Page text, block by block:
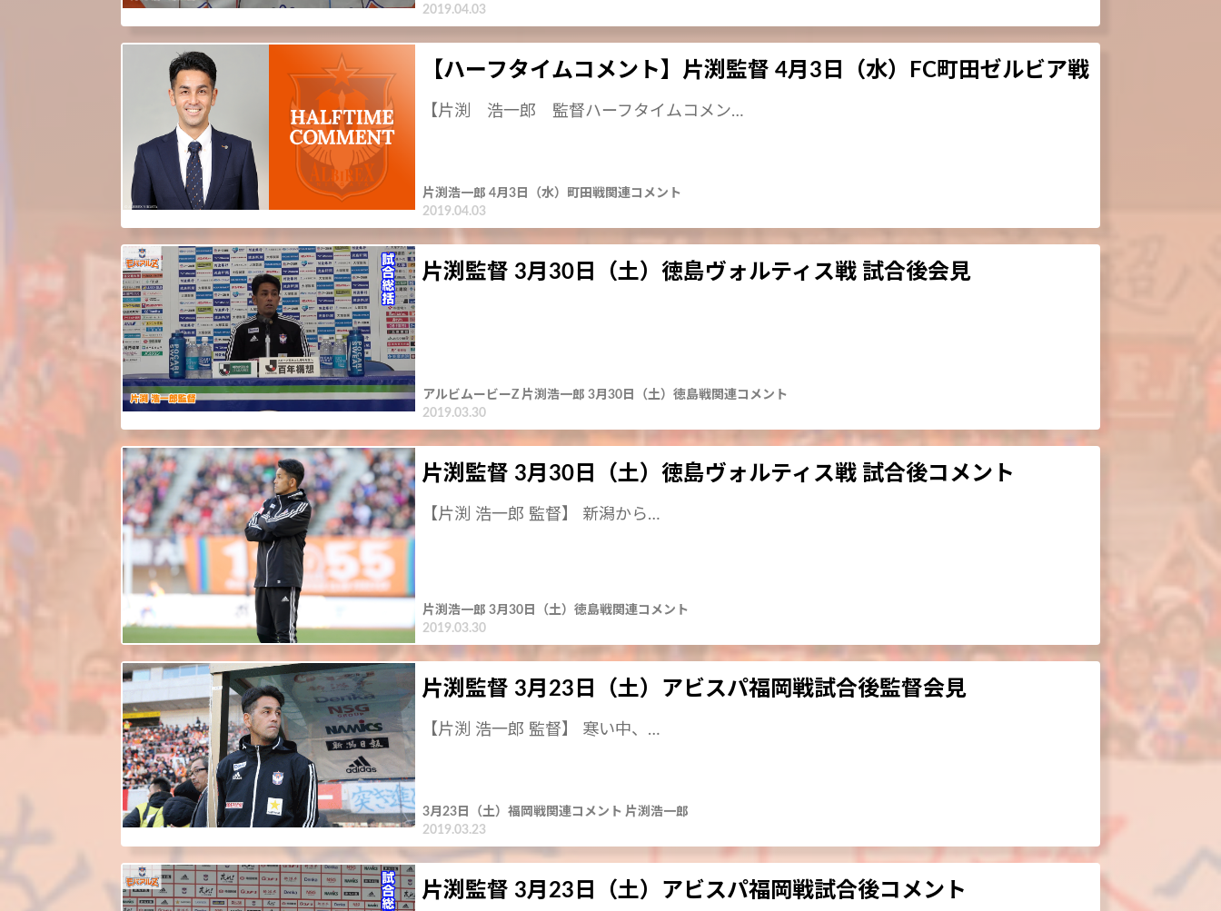
2019.04.03
【ハーフタイムコメント】片渕監督 4月3日（水）FC町田ゼルビア戦
【片渕 浩一郎 監督ハーフタイムコメン…
片渕浩一郎 4月3日（水）町田戦関連コメント
2019.04.03
片渕監督 3月30日（土）徳島ヴォルティス戦 試合後会見
アルビムービーZ 片渕浩一郎 3月30日（土）徳島戦関連コメント
2019.03.30
片渕監督 3月30日（土）徳島ヴォルティス戦 試合後コメント
【片渕 浩一郎 監督】 新潟から…
片渕浩一郎 3月30日（土）徳島戦関連コメント
2019.03.30
片渕監督 3月23日（土）アビスパ福岡戦試合後監督会見
【片渕 浩一郎 監督】 寒い中、…
3月23日（土）福岡戦関連コメント 片渕浩一郎
2019.03.23
片渕監督 3月23日（土）アビスパ福岡戦試合後コメント